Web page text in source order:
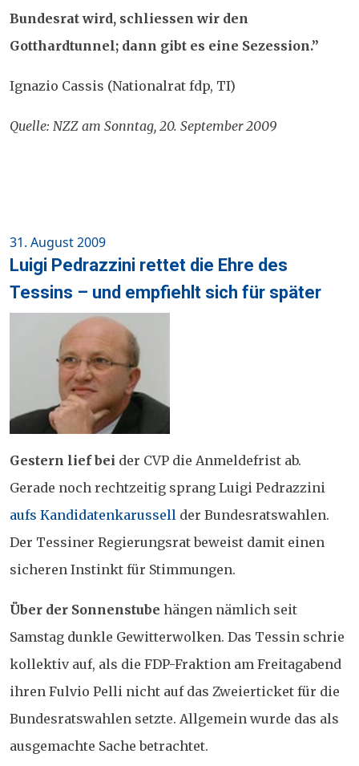
Bundesrat wird, schliessen wir den
Gotthardtunnel; dann gibt es eine Sezession.”
Ignazio Cassis (Nationalrat fdp, TI)
Quelle: NZZ am Sonntag, 20. September 2009
Posted
on
31. August 2009
Luigi Pedrazzini rettet die Ehre des
Tessins – und empfiehlt sich für später
Gestern lief bei der CVP die Anmeldefrist ab.
Gerade noch rechtzeitig sprang Luigi Pedrazzini
aufs Kandidatenkarussell der Bundesratswahlen.
Der Tessiner Regierungsrat beweist damit einen
sicheren Instinkt für Stimmungen.
Über der Sonnenstube hängen nämlich seit
Samstag dunkle Gewitterwolken. Das Tessin schrie
kollektiv auf, als die FDP-Fraktion am Freitagabend
ihren Fulvio Pelli nicht auf das Zweierticket für die
Bundesratswahlen setzte. Allgemein wurde das als
ausgemachte Sache betrachtet.